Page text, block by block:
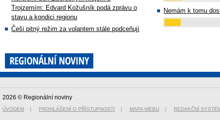
Trojzemím: Edvard Kožušník podá zprávu o
stavu a kondici regionu
Češi pitný režim za volantem stále podceňují
Nemám k tomu
2026 © Regionální noviny
ÚVODEM | PROHLÁŠENÍ O PŘÍSTUPNOSTI | MAPA WEBU | REDAKČNÍ